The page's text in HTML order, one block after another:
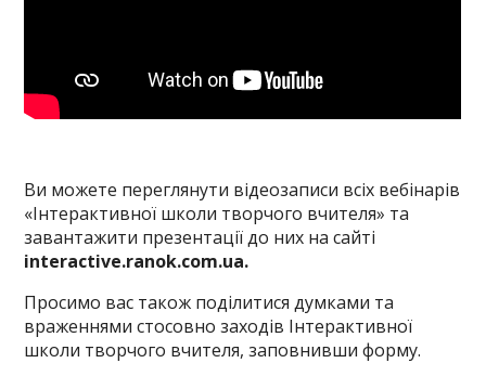
Ви можете переглянути відеозаписи всіх вебінарів
«Інтерактивної школи творчого вчителя» та
завантажити презентації до них на сайті
interactive.ranok.com.ua.
Просимо вас також поділитися думками та
враженнями стосовно заходів Інтерактивної
школи творчого вчителя, заповнившиформу.